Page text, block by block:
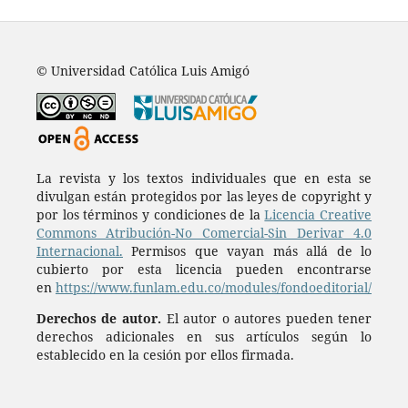
© Universidad Católica Luis Amigó
La revista y los textos individuales que en esta se
divulgan están protegidos por las leyes de copyright y
por los términos y condiciones de laLicencia Creative
Commons Atribución-No Comercial-Sin Derivar 4.0
Internacional. Permisos que vayan más allá de lo
cubierto por esta licencia pueden encontrarse
en https://www.funlam.edu.co/modules/fondoeditorial/
Derechos de autor. El autor o autores pueden tener
derechos adicionales en sus artículos según lo
establecido en la cesión por ellos firmada.